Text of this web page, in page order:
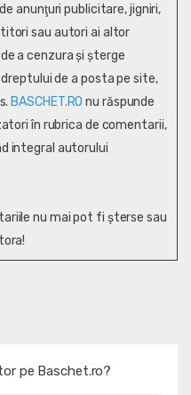
pe Baschet.ro?
anunţuri publicitare, jigniri,
sau autori ai altor
a cenzura și şterge
de a posta pe site,
BASCHET.RO nu răspunde
în rubrica de comentarii,
integral autorului
nu mai pot fi șterse sau